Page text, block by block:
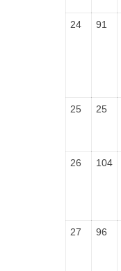
24 91
25 25
26 104
27 96